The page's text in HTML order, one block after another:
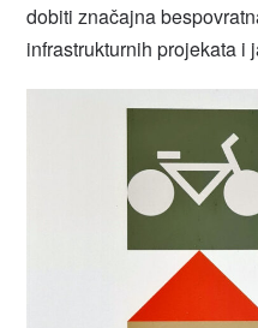
dobiti značajna
infrastrukturnih projekata i